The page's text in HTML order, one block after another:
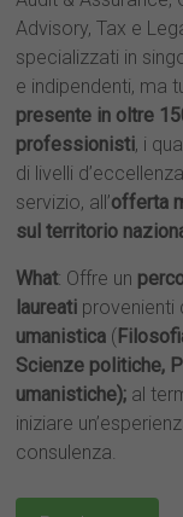
Advisory, Tax e
specializzati in
e indipendenti, ma
presente in oltre
professionisti, i
di livelli
servizio, all’offerta
sul territorio
What: Offre un
laureati provenienti
umanistica (
Scienze politiche,
umanistiche); al
iniziare
consulenza.